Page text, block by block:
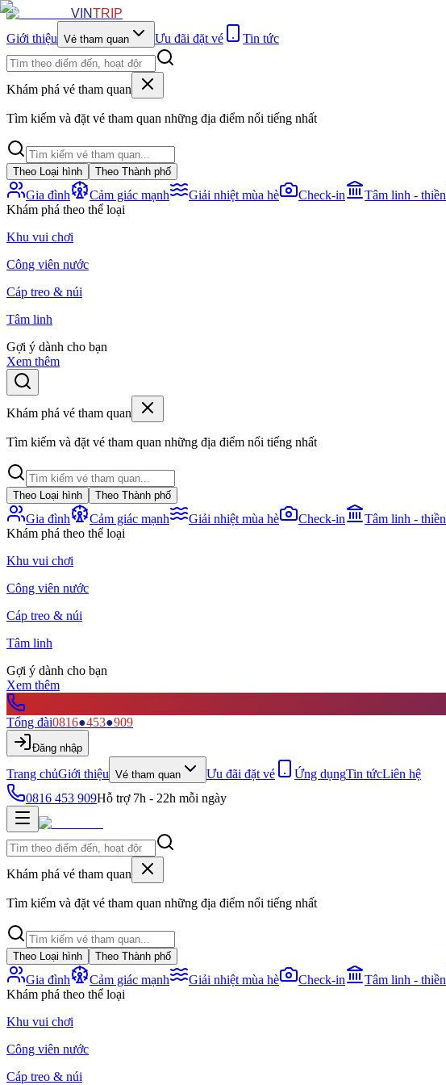
VINTRIP
Giới thiệu Vé tham quan Ưu đãi đặt vé Tin tức
Khám phá vé tham quan
Tìm kiếm và đặt vé tham quan những địa điểm nổi tiếng nhất
Theo Loại hình Theo Thành phố
Gia đình Cảm giác mạnh Giải nhiệt mùa hè Check-in Tâm linh - thiền
Khám phá theo thể loại
Khu vui chơi
Công viên nước
Cáp treo & núi
Tâm linh
Gợi ý dành cho bạn
Xem thêm
Khám phá vé tham quan
Tìm kiếm và đặt vé tham quan những địa điểm nổi tiếng nhất
Theo Loại hình Theo Thành phố
Gia đình Cảm giác mạnh Giải nhiệt mùa hè Check-in Tâm linh - thiền
Khám phá theo thể loại
Khu vui chơi
Công viên nước
Cáp treo & núi
Tâm linh
Gợi ý dành cho bạn
Xem thêm
Tổng đài0816●453●909
Đăng nhập
Trang chủGiới thiệu Vé tham quan Ưu đãi đặt vé Ứng dụngTin tứcLiên hệ
0816 453 909Hỗ trợ 7h - 22h mỗi ngày
Khám phá vé tham quan
Tìm kiếm và đặt vé tham quan những địa điểm nổi tiếng nhất
Theo Loại hình Theo Thành phố
Gia đình Cảm giác mạnh Giải nhiệt mùa hè Check-in Tâm linh - thiền
Khám phá theo thể loại
Khu vui chơi
Công viên nước
Cáp treo & núi